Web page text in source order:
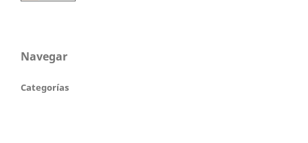
Navegar
Categorías